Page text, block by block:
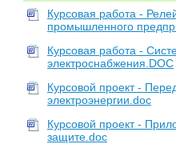
Курсовая работа -
промышленного
Курсовая работа -
электроснабжения.DOC
Курсовой проект -
электроэнергии.doc
Курсовой проект -
защите.doc